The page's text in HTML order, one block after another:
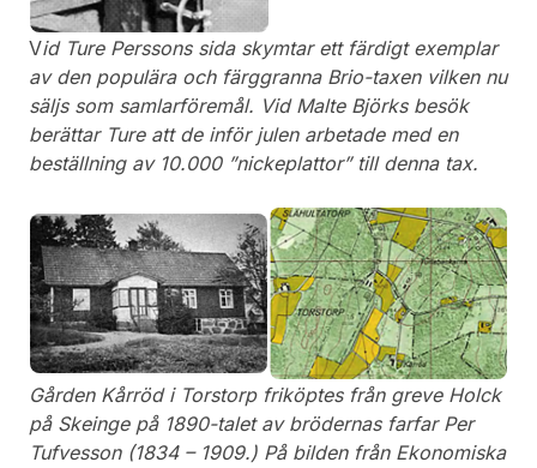
Vid Ture Perssons sida skymtar ett färdigt exemplar
av den populära och färggranna Brio-taxen vilken nu
säljs som samlarföremål. Vid Malte Björks besök
berättar Ture att de inför julen arbetade med en
beställning av 10.000 ”nickeplattor” till denna tax.
Gården Kårröd i Torstorp friköptes från greve Holck
på Skeinge på 1890-talet av brödernas farfar Per
Tufvesson (1834 – 1909.) På bilden från Ekonomiska